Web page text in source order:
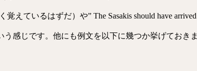
えているはずだ）や” The Sasakis should have arrived
感じです。他にも例文を以下に幾つか挙げておきま